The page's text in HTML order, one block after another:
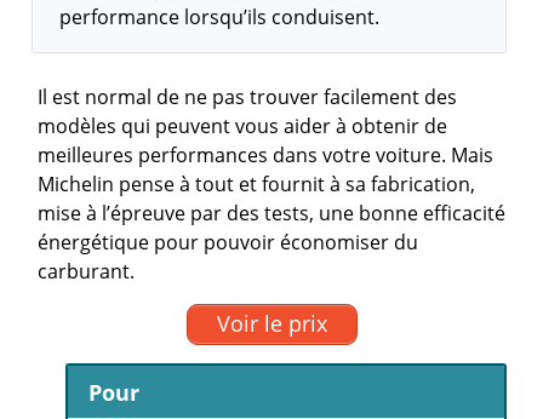
performance lorsqu’ils conduisent.
Il est normal de ne pas trouver facilement des
modèles qui peuvent vous aider à obtenir de
meilleures performances dans votre voiture. Mais
Michelin pense à tout et fournit à sa fabrication,
mise à l’épreuve par des tests, une bonne efficacité
énergétique pour pouvoir économiser du
carburant.
Voir le prix
Pour